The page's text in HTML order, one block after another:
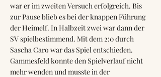
war er im zweiten Versuch erfolgreich. Bis
zur Pause blieb es bei der knappen Führung
der Heimelf. In Halbzeit zwei war dann der
SV spielbestimmend. Mit dem 2:0 durch
Sascha Caro war das Spiel entschieden.
Gammesfeld konnte den Spielverlauf nicht
mehr wenden und musste in der